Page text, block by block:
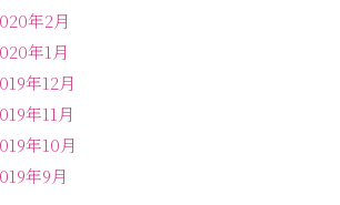
年2月
年1月
年12月
年11月
年10月
年9月